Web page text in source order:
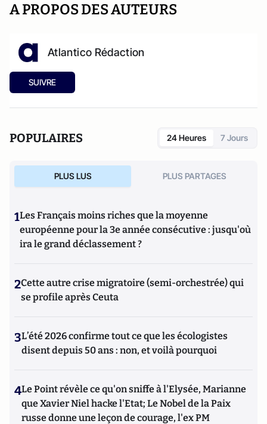
A PROPOS DES AUTEURS
Atlantico Rédaction
SUIVRE
POPULAIRES 24 Heures 7 Jours
PLUS LUS PLUS PARTAGES
1Les Français moins riches que la moyenne
européenne pour la 3e année consécutive : jusqu'où
ira le grand déclassement ?
2Cette autre crise migratoire (semi-orchestrée) qui
se profile après Ceuta
3L’été 2026 confirme tout ce que les écologistes
disent depuis 50 ans : non, et voilà pourquoi
4Le Point révèle ce qu'on sniffe à l'Elysée, Marianne
que Xavier Niel hacke l'Etat; Le Nobel de la Paix
russe donne une leçon de courage, l'ex PM